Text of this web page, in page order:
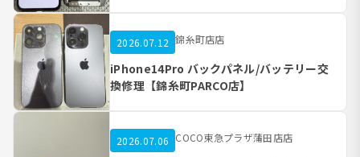
2026.07.12 錦糸町店店
iPhone14Pro バックパネル/バッテリー交
換修理【錦糸町PARCO店】
2026.07.06 COCO東急プラザ蒲田店店